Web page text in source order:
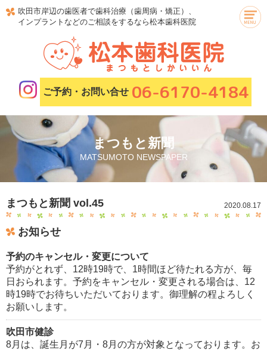
吹田市岸辺の歯医者で歯科治療（歯周病・矯正）、
インプラントなどのご相談をするなら松本歯科医院
ご予約・お問い合せ 06-6170-4184
まつもと新聞
MATSUMOTO NEWSPAPER
2020.08.17
まつもと新聞 vol.45
お知らせ
予約のキャンセル・変更について
予約がとれず、12時19時で、1時間ほど待たれる方が、毎
日おられます。予約をキャンセル・変更される場合は、12
時19時でお待ちいただいております。御理解の程よろしく
お願いします。
吹田市健診
8月は、誕生月が7月・8月の方が対象となっております。お